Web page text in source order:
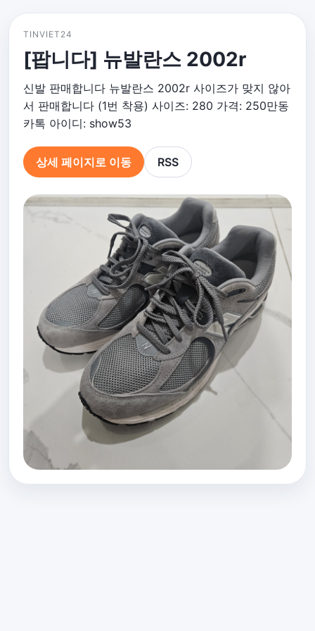
TINVIET24
[팝니다] 뉴발란스 2002r
신발 판매합니다 뉴발란스 2002r 사이즈가 맞지 않아
서 판매합니다 (1번 착용) 사이즈: 280 가격: 250만동
카톡 아이디: show53
상세 페이지로 이동 RSS